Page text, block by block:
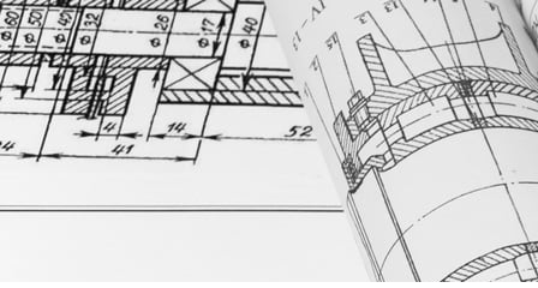
Qualité
Suite Excellence Qualité
Aperçu QMS
Accélérez les processus qualité, assurez la conformité et éliminez les
erreurs manuelles avec un système QMS connecté.